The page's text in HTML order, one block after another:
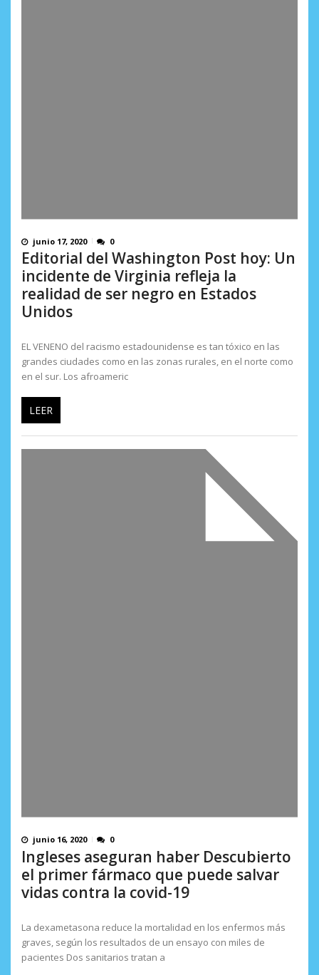
junio 17, 2020 0
Editorial del Washington Post hoy: Un
incidente de Virginia refleja la
realidad de ser negro en Estados
Unidos
EL VENENO del racismo estadounidense es tan tóxico en las
grandes ciudades como en las zonas rurales, en el norte como
en el sur. Los afroameric
LEER
junio 16, 2020 0
Ingleses aseguran haber Descubierto
el primer fármaco que puede salvar
vidas contra la covid-19
La dexametasona reduce la mortalidad en los enfermos más
graves, según los resultados de un ensayo con miles de
pacientes Dos sanitarios tratan a